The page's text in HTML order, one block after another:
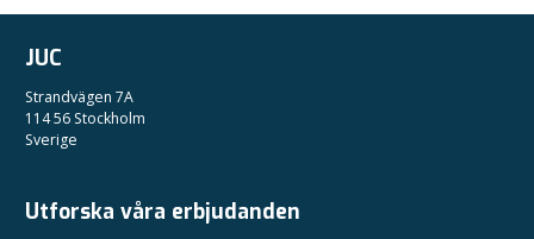
JUC
Strandvägen 7A
114 56 Stockholm
Sverige
Utforska våra erbjudanden